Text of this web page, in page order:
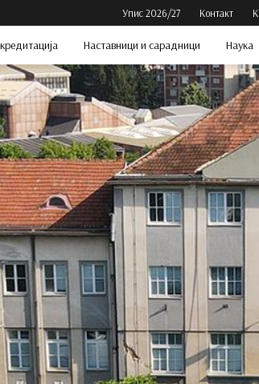
Упис 2026/27 Контакт
Наставници и сарадници Наука